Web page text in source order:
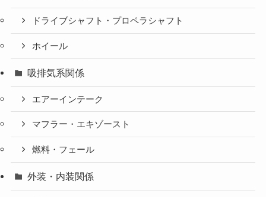
ドライブシャフト・プロペラシャフト
ホイール
吸排気系関係
エアーインテーク
マフラー・エキゾースト
燃料・フェール
外装・内装関係